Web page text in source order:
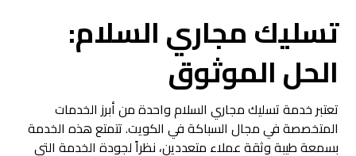
تسليك مجاري السلام:
الحل الموثوق
تعتبر خدمة تسليك مجاري السلام واحدة من أبرز الخدمات
المتخصصة في مجال السباكة في الكويت. تتمتع هذه الخدمة
بسمعة طيبة وثقة عملاء متعددين، نظراً لجودة الخدمة التي